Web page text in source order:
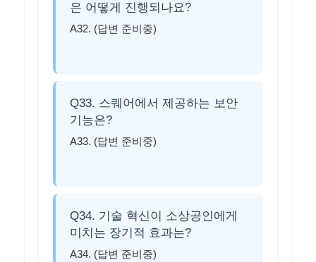
은 어떻게 진행되나요?
A32. (답변 준비중)
Q33. 스퀘어에서 제공하는 보안
기능은?
A33. (답변 준비중)
Q34. 기술 혁신이 소상공인에게
미치는 장기적 효과는?
A34. (답변 준비중)